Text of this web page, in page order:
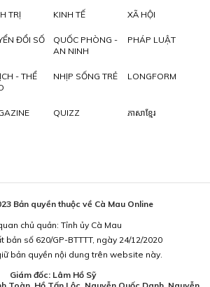
TRỊ KINH TẾ XÃ HỘI
ĐỔI SỐ
QUỐC PHÒNG -
AN NINH
PHÁP LUẬT
- THỂ
NHỊP SỐNG TRẺ LONGFORM
QUIZZ ភាសាខ្មែរ
Bản quyền thuộc về Cà Mau Online
chủ quản: Tỉnh ủy Cà Mau
bản số 620/GP-BTTTT, ngày 24/12/2020
bản quyền nội dung trên website này.
Giám đốc: Lâm Hồ Sỹ